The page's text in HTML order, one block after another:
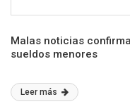
Malas noticias
sueldos menores
Leer más